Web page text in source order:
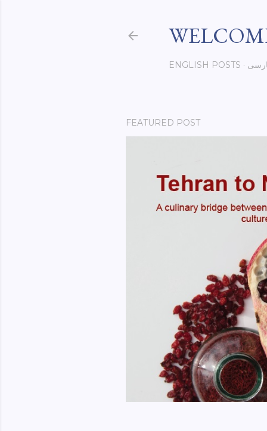
ENGLISH POSTS
FEATURED POST